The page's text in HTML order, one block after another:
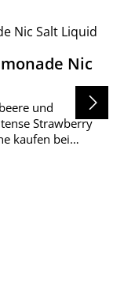
Nic
und
Strawberry
kaufen bei